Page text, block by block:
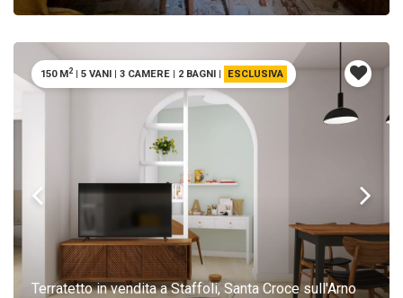
Terratetto in vendita a Staffoli, Santa Croce sull'Arno
150 M2 | 5 VANI | 3 CAMERE | 2 BAGNI | ESCLUSIVA